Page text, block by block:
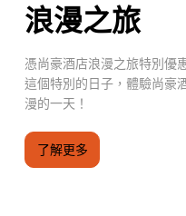
浪漫之旅
憑尚豪酒店浪漫之旅特別優
這個特別的日子，體驗尚豪
漫的一天！
了解更多